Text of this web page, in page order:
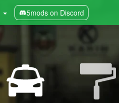
5mods on Discord